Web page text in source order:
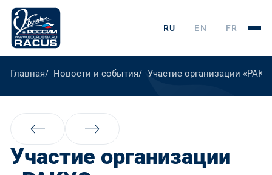
RU EN FR
Главная Новости и события Участие организации
Участие организации